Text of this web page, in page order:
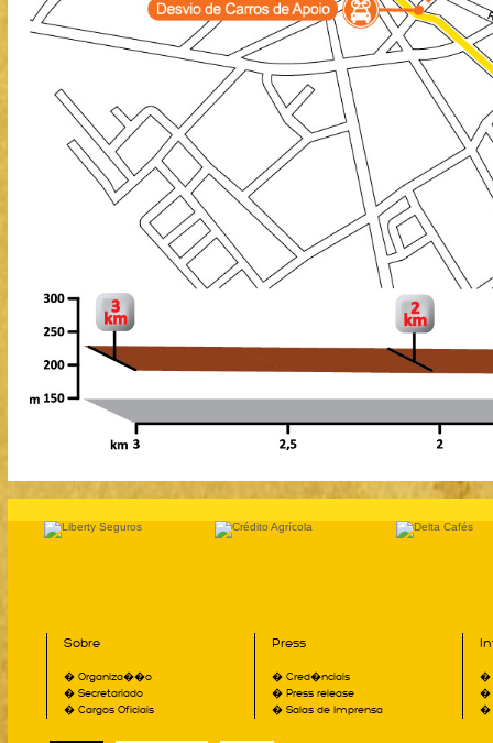
Sobre
� Organiza��o
� Secretariado
� Cargos Oficiais
Press
� Cred�nciais
� Press release
� Salas de Imprensa
�
�
�